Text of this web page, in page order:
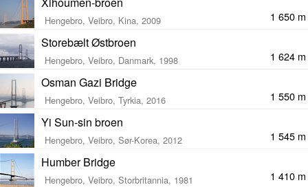
Hengebro, Veibro, Kina, 2009 1 650 m
Storebælt Østbroen
Hengebro, Veibro, Danmark, 1998 1 624 m
Osman Gazi Bridge
Hengebro, Veibro, Tyrkia, 2016 1 550 m
Yi Sun-sin broen
Hengebro, Veibro, Sør-Korea, 2012 1 545 m
Humber Bridge
Hengebro, Veibro, Storbritannia, 1981 1 410 m